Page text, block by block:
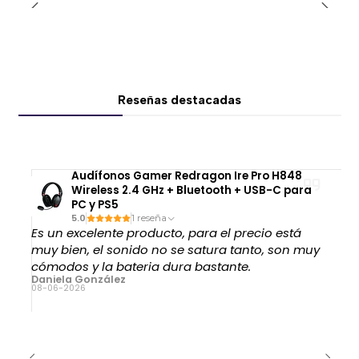
Shooters tácticos
⚡ Polling rate de 1000 Hz
Su frecuencia de respuesta de
enviar información al computador hasta mil veces
por segundo.
Esto proporciona una respuesta rápida y fluida, ideal
y clics consistentes durante partidas competitivas.
🪶 Diseño ultraligero de 50 gramos
Reseñas destacadas
Audífonos Gamer Redragon Ire Pro H848
Wireless 2.4 GHz + Bluetooth + USB-C para
PC y PS5
5.0 1 reseña
Es un excelente producto, para el precio está
muy bien, el sonido no se satura tanto, son muy
cómodos y la bateria dura bastante.
Daniela González
08-06-2026